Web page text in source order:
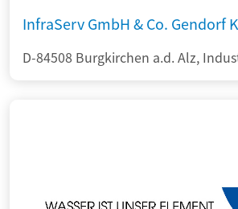
InfraServ GmbH & Co. Gendorf
D-84508 Burgkirchen a.d. Alz,